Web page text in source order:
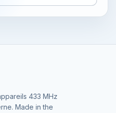
433 MHz
Made in the